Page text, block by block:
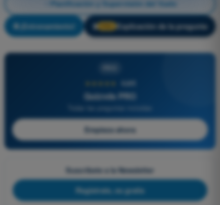
Planificación y Supervisión del Vuelo
¡Entrenamiento! 🔒 Explicación de la pregunta
4,6/5
Quizvds PRO
Empieza ahora
Suscríbete a la Newsletter
Regístrate, es gratis